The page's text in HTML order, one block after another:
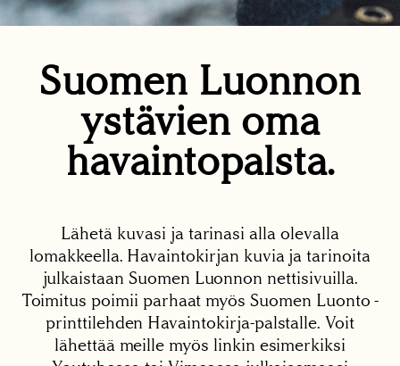
Suomen Luonnon
ystävien oma
havaintopalsta.
Lähetä kuvasi ja tarinasi alla olevalla
lomakkeella. Havaintokirjan kuvia ja tarinoita
julkaistaan Suomen Luonnon nettisivuilla.
Toimitus poimii parhaat myös Suomen Luonto -
printtilehden Havaintokirja-palstalle. Voit
lähettää meille myös linkin esimerkiksi